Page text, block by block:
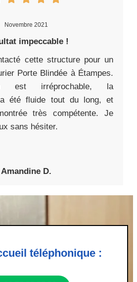
Novembre 2021
impeccable !
cette structure pour un
Porte Blindée à Étampes.
est irréprochable, la
a été fluide tout du long, et
très compétente. Je
sans hésiter.
Amandine D.
téléphonique :